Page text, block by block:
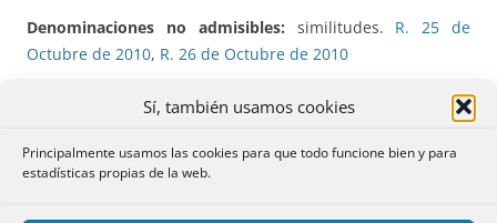
Sí, también usamos cookies
Principalmente usamos las cookies para que todo funcione bien y para
estadísticas propias de la web.
Denominaciones no admisibles: similitudes. R. 25 de
Octubre de 2010, R. 26 de Octubre de 2010
Denominaciones oficiales. La prohibición del art. 405 RRM
los organismos públicos correspondientes.R. 4 de octubre